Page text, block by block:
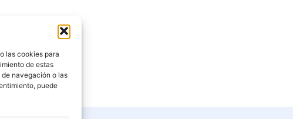
las cookies para
de estas
navegación o las
puede